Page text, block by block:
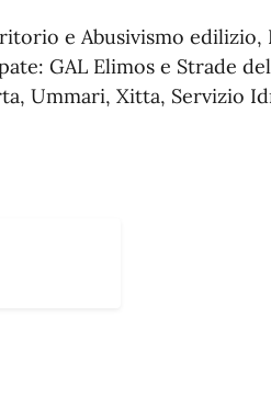
e Abusivismo
GAL Elimos e Strade
Ummari, Xitta, Servizio